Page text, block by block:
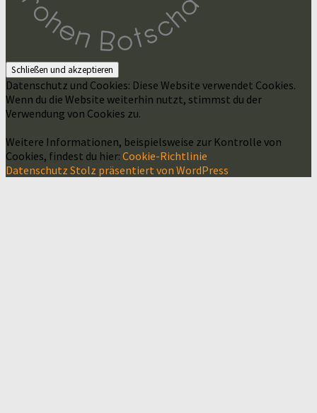
Datenschutz und Cookies: Diese Website verwendet Cookies.
Wenn du die Website weiterhin nutzt, stimmst du der
Verwendung von Cookies zu.
Weitere Informationen, beispielsweise zur Kontrolle von
Cookies, findest du hier: Cookie-Richtlinie
Datenschutz Stolz präsentiert von WordPress